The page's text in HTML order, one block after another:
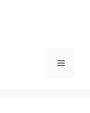
Menu